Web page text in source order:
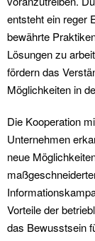
entsteht ein reger
bewährte
Lösungen zu
fördern das
Möglichkeiten in
Die Kooperation
Unternehmen
neue
Vorteile der
das Bewusstsein